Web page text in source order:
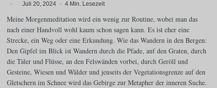
·
Juli 20, 2024 · 4 Min. Lesezeit
Meine Morgenmeditation wird ein wenig zur Routine, wobei man das
nach einer Handvoll wohl kaum schon sagen kann. Es ist eher eine
Strecke, ein Weg oder eine Erkundung. Wie das Wandern in den Bergen:
Den Gipfel im Blick ist Wandern durch die Pfade, auf den Graten, durch
die Täler und Flüsse, an den Felswänden vorbei, durch Geröll und
Gesteine, Wiesen und Wälder und jenseits der Vegetationsgrenze auf den
Gletschern im Schnee wird das Gebirge zur Metapher der inneren Suche.